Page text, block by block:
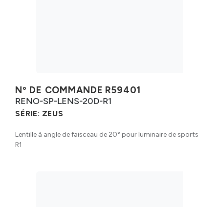
Nº DE COMMANDE R59401
RENO-SP-LENS-20D-R1
SÉRIE: ZEUS
Lentille à angle de faisceau de 20° pour luminaire de sports
R1